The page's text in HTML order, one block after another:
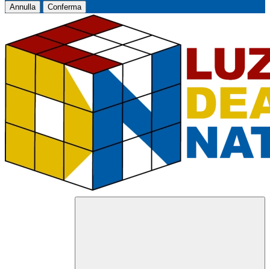
Annulla Conferma